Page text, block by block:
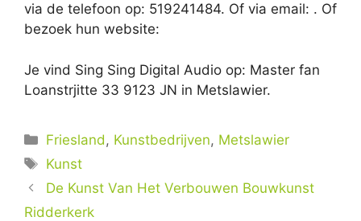
via de telefoon op: 519241484. Of via email: . Of
bezoek hun website:
Je vind Sing Sing Digital Audio op: Master fan
Loanstrjitte 33 9123 JN in Metslawier.
Categorieën
Friesland , Kunstbedrijven, Metslawier
Tags
Kunst
De Kunst Van Het Verbouwen Bouwkunst
Ridderkerk